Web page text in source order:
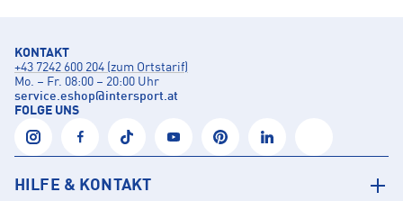
KONTAKT
+43 7242 600 204 (zum Ortstarif)
Mo. – Fr. 08:00 – 20:00 Uhr
service.eshop@intersport.at
FOLGE UNS
HILFE & KONTAKT